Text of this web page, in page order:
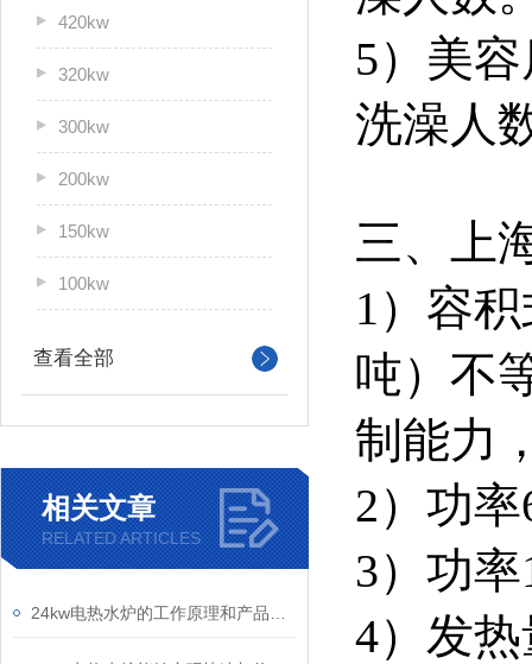
420kw
320kw
300kw
200kw
150kw
100kw
查看全部
相关文章
RELATED ARTICLES
5）美
洗澡人
三、上
1）容
吨）不
制能力
2）功
3）功
4）发